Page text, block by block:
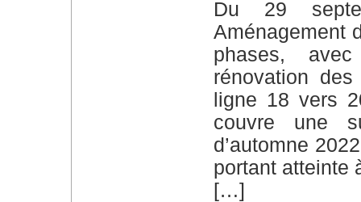
Du 29 septembre au 28 octobre 2022
Aménagement
phases,
rénovation
ligne 18 vers
couvre une
d’automne
portant atteinte
[…]